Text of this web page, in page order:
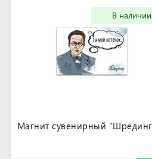
В наличии
Магнит сувенирный